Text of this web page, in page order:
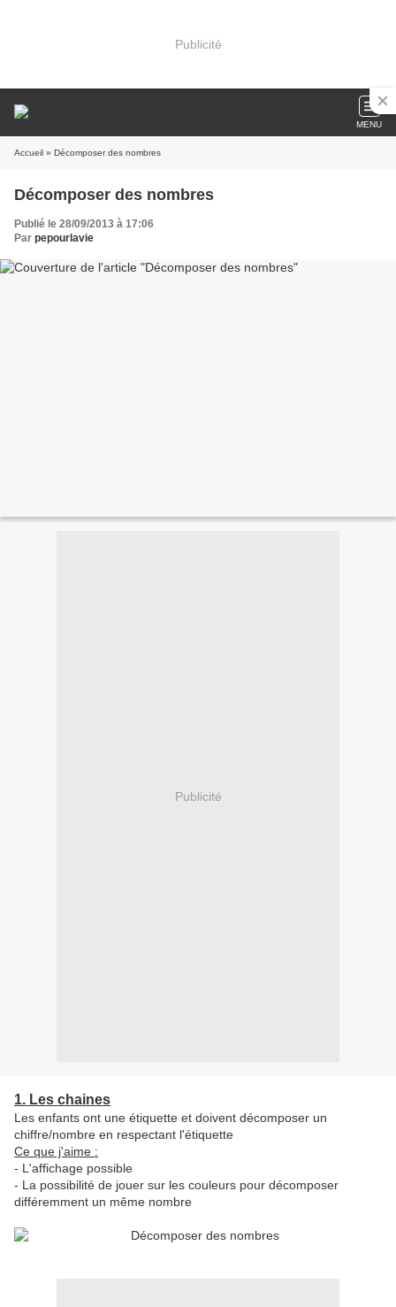
Publicité
MENU
Accueil » Décomposer des nombres
Décomposer des nombres
Publié le 28/09/2013 à 17:06
Par pepourlavie
Publicité
1. Les chaines
Les enfants ont une étiquette et doivent décomposer un
chiffre/nombre en respectant l'étiquette
Ce que j'aime :
- L'affichage possible
- La possibilité de jouer sur les couleurs pour décomposer
différemment un même nombre